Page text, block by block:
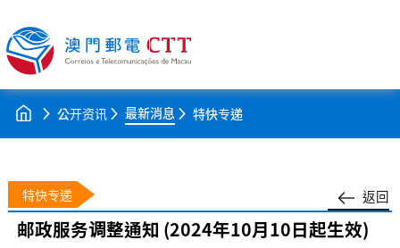
公开资讯 最新消息 特快专递
返回
特快专递
邮政服务调整通知 (2024年10月10日起生效)